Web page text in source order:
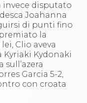
invece disputato
Joahanna
di punti fino
la
Clio aveva
Kydonaki
sull’azera
Garcia 5-2,
con croata